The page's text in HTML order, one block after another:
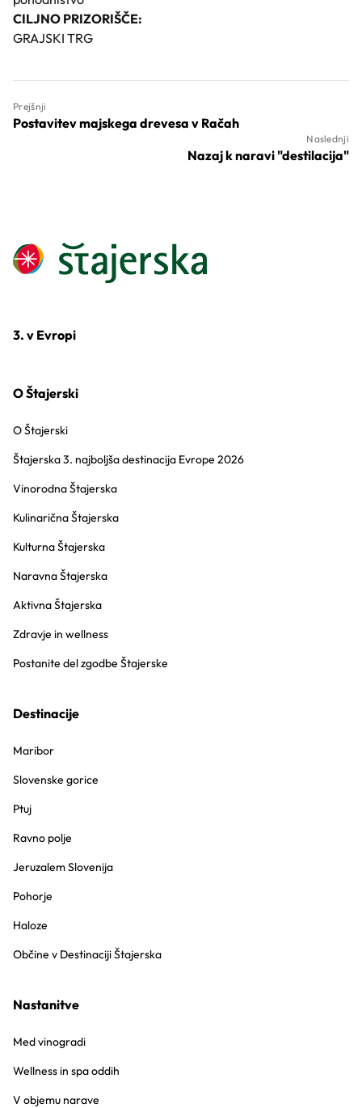
CILJNO PRIZORIŠČE:
GRAJSKI TRG
Prejšnji
Postavitev majskega drevesa v Račah
Naslednji
Nazaj k naravi "destilacija"
3. v Evropi
O Štajerski
O Štajerski
Štajerska 3. najboljša destinacija Evrope 2026
Vinorodna Štajerska
Kulinarična Štajerska
Kulturna Štajerska
Naravna Štajerska
Aktivna Štajerska
Zdravje in wellness
Postanite del zgodbe Štajerske
Destinacije
Maribor
Slovenske gorice
Ptuj
Ravno polje
Jeruzalem Slovenija
Pohorje
Haloze
Občine v Destinaciji Štajerska
Nastanitve
Med vinogradi
Wellness in spa oddih
V objemu narave